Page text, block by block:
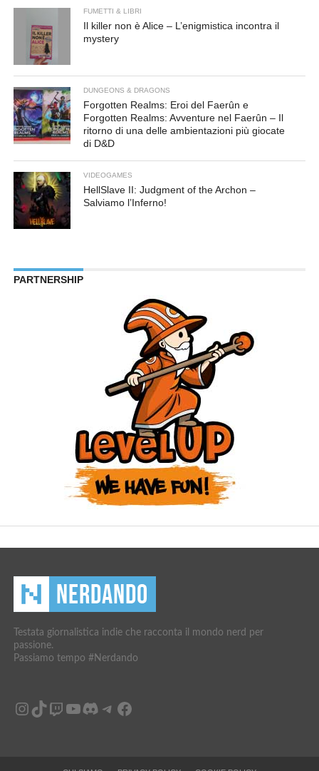
FUMETTI & LIBRI
Il killer non è Alice – L’enigmistica incontra il
mystery
DUNGEONS & DRAGONS
Forgotten Realms: Eroi del Faerûn e
Forgotten Realms: Avventure nel Faerûn – Il
ritorno di una delle ambientazioni più giocate
di D&D
VIDEOGAMES
HellSlave II: Judgment of the Archon –
Salviamo l’Inferno!
PARTNERSHIP
Testata giornalistica indie che racconta il mondo nerd per
passione.
Passiamo tempo #Nerdando
Instagram
TikTok
Twitch
YouTube
Discord
Telegram
Facebook